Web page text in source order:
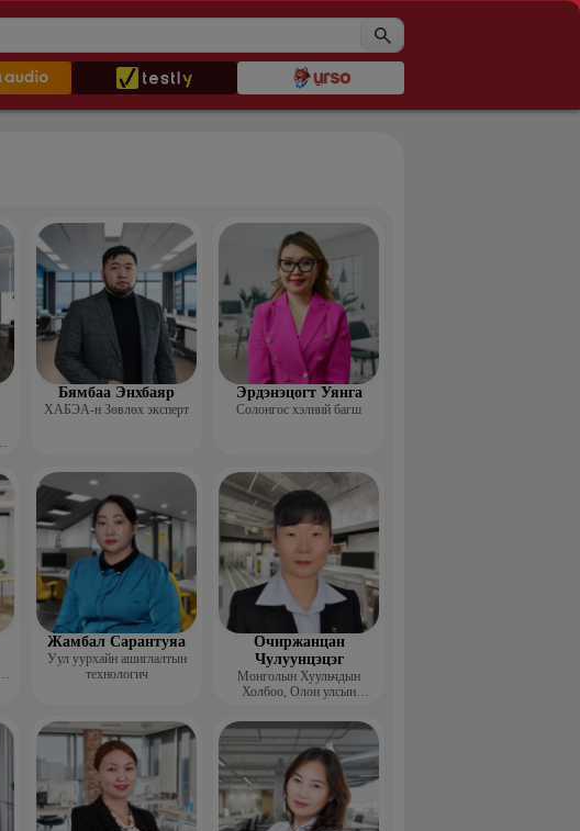
Бямбаа Энхбаяр
ХАБЭА-н Зөвлөх эксперт
Эрдэнэцогт Уянга
Солонгос хэлний багш
Жамбал Сарантуяа
Уул уурхайн ашиглалтын
технологич
Очиржанцан
Чулуунцэцэг
Монголын Хуульчдын
Холбоо, Олон улсын